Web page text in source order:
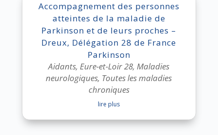
Accompagnement des personnes
atteintes de la maladie de
Parkinson et de leurs proches –
Dreux, Délégation 28 de France
Parkinson
Aidants,Eure-et-Loir 28,Maladies
neurologiques, Toutes les maladies
chroniques
lire plus